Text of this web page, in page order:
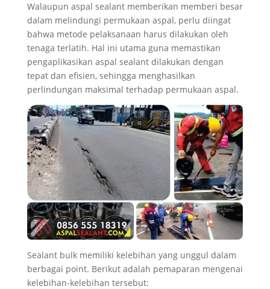
Walaupun aspal sealant memberikan memberi besar
dalam melindungi permukaan aspal, perlu diingat
bahwa metode pelaksanaan harus dilakukan oleh
tenaga terlatih. Hal ini utama guna memastikan
pengaplikasikan aspal sealant dilakukan dengan
tepat dan efisien, sehingga menghasilkan
perlindungan maksimal terhadap permukaan aspal.
Sealant bulk memiliki kelebihan yang unggul dalam
berbagai point. Berikut adalah pemaparan mengenai
kelebihan-kelebihan tersebut: